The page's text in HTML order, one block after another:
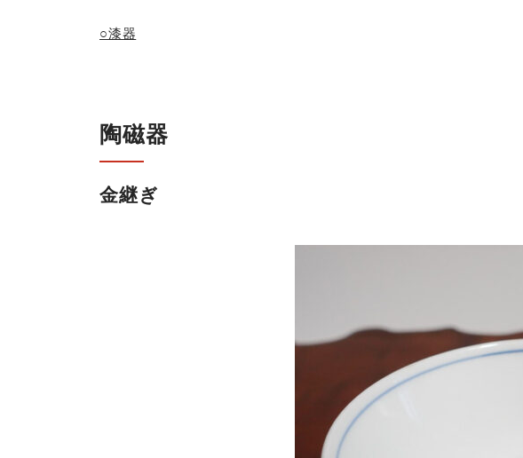
○漆器
陶磁器
金継ぎ